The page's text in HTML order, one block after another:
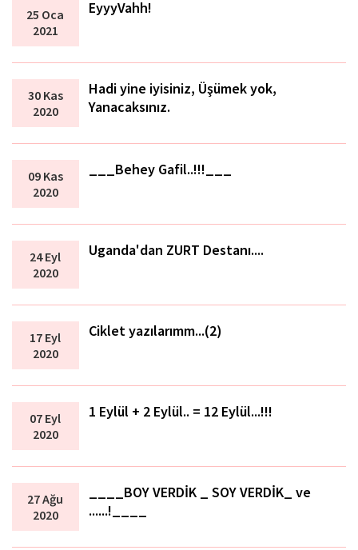
25 Oca
2021
EyyyVahh!
30 Kas
2020
Hadi yine iyisiniz, Üşümek yok,
Yanacaksınız.
09 Kas
2020
___Behey Gafil..!!!___
24 Eyl
2020
Uganda'dan ZURT Destanı....
17 Eyl
2020
Ciklet yazılarımm...(2)
07 Eyl
2020
1 Eylül + 2 Eylül.. = 12 Eylül...!!!
27 Ağu
2020
____BOY VERDİK _ SOY VERDİK_ ve
......!____